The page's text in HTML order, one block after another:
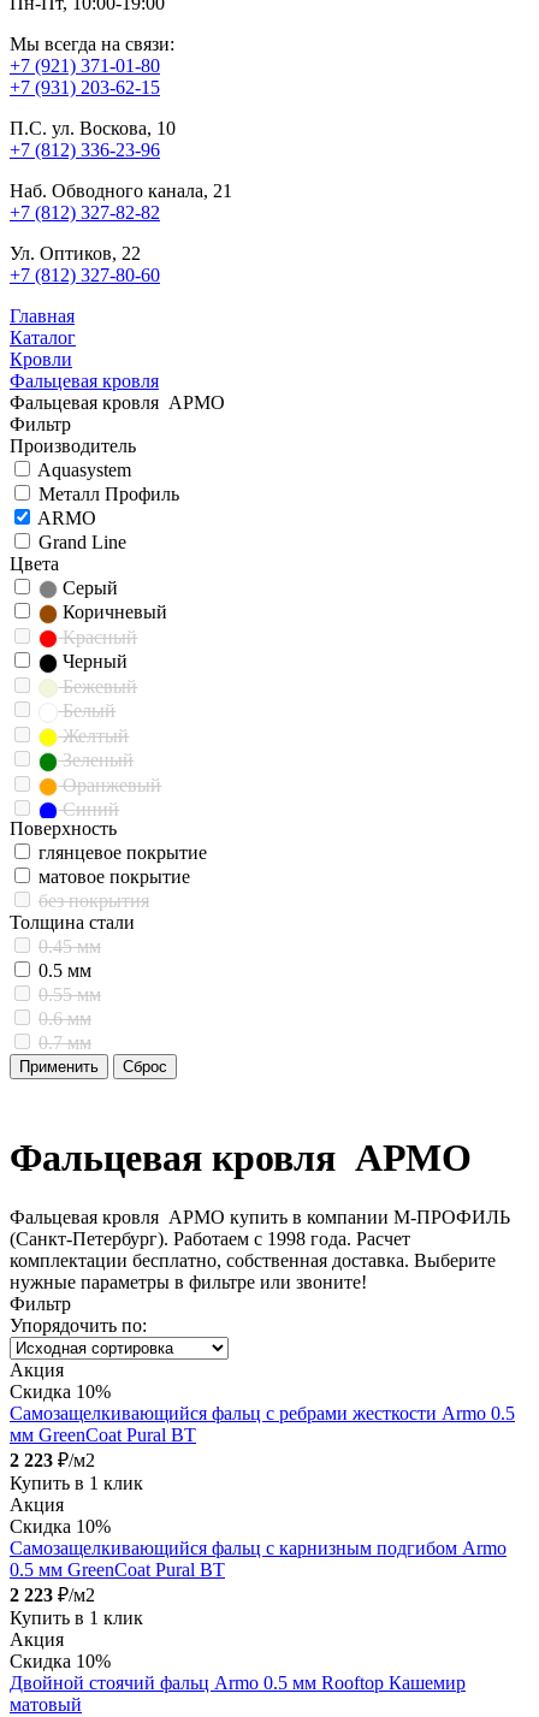
Мы всегда на связи:
+7 (921) 371-01-80
+7 (931) 203-62-15
П.С. ул. Воскова, 10
+7 (812) 336-23-96
Наб. Обводного канала, 21
+7 (812) 327-82-82
Ул. Оптиков, 22
+7 (812) 327-80-60
Главная
Каталог
Кровли
Фальцевая кровля
Фальцевая кровля АРМО
Фильтр
Производитель
Aquasystem
Металл Профиль
ARMO
Grand Line
Цвета
Серый
Коричневый
Красный
Черный
Бежевый
Белый
Желтый
Зеленый
Оранжевый
Синий
Стальной
Поверхность
глянцевое покрытие
матовое покрытие
без покрытия
Толщина стали
0.45 мм
0.5 мм
0.55 мм
0.6 мм
0.7 мм
Фальцевая кровля АРМО
Фальцевая кровля АРМО купить в компании М-ПРОФИЛЬ
(Санкт-Петербург). Работаем с 1998 года. Расчет
комплектации бесплатно, собственная доставка. Выберите
нужные параметры в фильтре или звоните!
Фильтр
Упорядочить по:
Акция
Скидка 10%
Самозащелкивающийся фальц с ребрами жесткости Armo 0.5
мм GreenCoat Pural BT
2 223 ₽/м2
Купить в 1 клик
Акция
Скидка 10%
Самозащелкивающийся фальц с карнизным подгибом Armo
0.5 мм GreenCoat Pural BT
2 223 ₽/м2
Купить в 1 клик
Акция
Скидка 10%
Двойной стоячий фальц Armo 0.5 мм Rooftop Кашемир
матовый